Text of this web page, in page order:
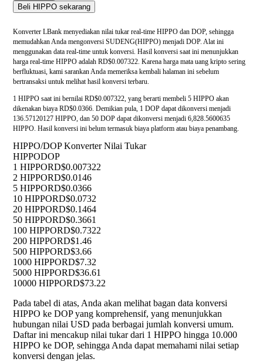
Beli HIPPO sekarang
Konverter LBank menyediakan nilai tukar real-time HIPPO dan DOP, sehingga
memudahkan Anda mengonversi SUDENG(HIPPO) menjadi DOP. Alat ini
menggunakan data real-time untuk konversi. Hasil konversi saat ini menunjukkan
harga real-time HIPPO adalah RD$0.007322. Karena harga mata uang kripto sering
berfluktuasi, kami sarankan Anda memeriksa kembali halaman ini sebelum
bertransaksi untuk melihat hasil konversi terbaru.
1 HIPPO saat ini bernilai RD$0.007322, yang berarti membeli 5 HIPPO akan
dikenakan biaya RD$0.0366. Demikian pula, 1 DOP dapat dikonversi menjadi
136.57120127 HIPPO, dan 50 DOP dapat dikonversi menjadi 6,828.5600635
HIPPO. Hasil konversi ini belum termasuk biaya platform atau biaya penambang.
HIPPO/DOP Konverter Nilai Tukar
HIPPODOP
1 HIPPORD$0.007322
2 HIPPORD$0.0146
5 HIPPORD$0.0366
10 HIPPORD$0.0732
20 HIPPORD$0.1464
50 HIPPORD$0.3661
100 HIPPORD$0.7322
200 HIPPORD$1.46
500 HIPPORD$3.66
1000 HIPPORD$7.32
5000 HIPPORD$36.61
10000 HIPPORD$73.22
Pada tabel di atas, Anda akan melihat bagan data konversi
HIPPO ke DOP yang komprehensif, yang menunjukkan
hubungan nilai USD pada berbagai jumlah konversi umum.
Daftar ini mencakup nilai tukar dari 1 HIPPO hingga 10.000
HIPPO ke DOP, sehingga Anda dapat memahami nilai setiap
konversi dengan jelas.